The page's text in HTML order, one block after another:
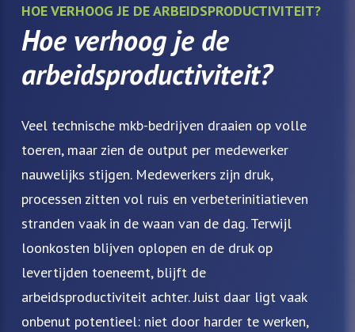
HOE VERHOOG JE DE ARBEIDSPRODUCTIVITEIT?
Hoe verhoog je de
arbeidsproductiviteit?
Veel technische mkb-bedrijven draaien op volle
toeren, maar zien de output per medewerker
nauwelijks stijgen. Medewerkers zijn druk,
processen zitten vol ruis en verbeterinitiatieven
stranden vaak in de waan van de dag. Terwijl
loonkosten blijven oplopen en de druk op
levertijden toeneemt, blijft de
arbeidsproductiviteit achter. Juist daar ligt vaak
onbenut potentieel: niet door harder te werken,